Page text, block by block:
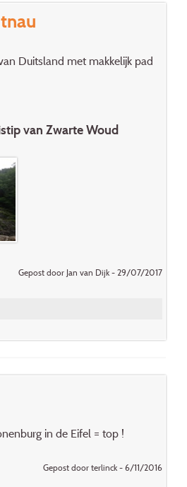
Duitsland met makkelijk pad
van Zwarte Woud
Gepost door Jan van Dijk - 29/07/2017
in de Eifel = top !
Gepost door terlinck - 6/11/2016